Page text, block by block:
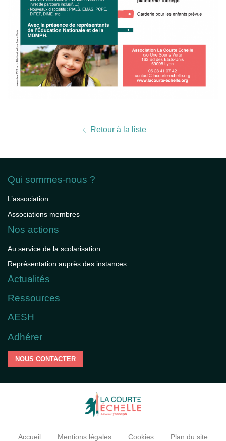
Retour à la liste
Qui sommes-nous ?
L’association
Associations membres
Nos actions
Au service de la scolarisation
Représentation auprès des instances
Actualités
Ressources
AESH
Adhérer
NOUS CONTACTER
Accueil Mentions légales Cookies Plan du site